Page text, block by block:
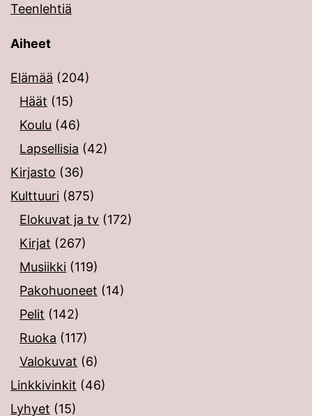
Teenlehtiä
Aiheet
Elämää (204)
Häät (15)
Koulu (46)
Lapsellisia (42)
Kirjasto (36)
Kulttuuri (875)
Elokuvat ja tv (172)
Kirjat (267)
Musiikki (119)
Pakohuoneet (14)
Pelit (142)
Ruoka (117)
Valokuvat (6)
Linkkivinkit (46)
Lyhyet (15)